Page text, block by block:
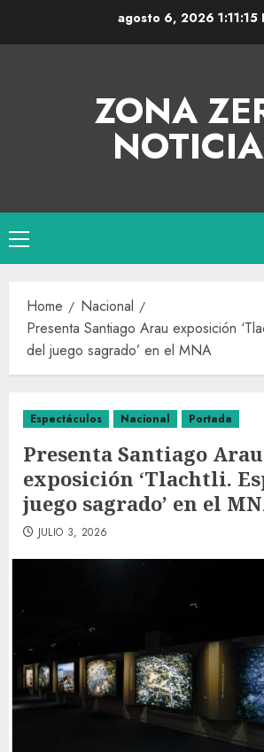
agosto 6, 2026 1:11:16
ZONA
Home
Nacional
Presenta Santiago Arau exposición
del juego sagrado’ en el MNA
Espectáculos Nacional Portada
Presenta Santiago Arau
exposición ‘Tlachtli.
juego sagrado’ en el
JULIO 3, 2026